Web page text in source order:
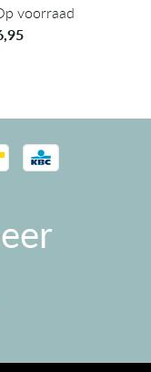
voorraad
voorraad